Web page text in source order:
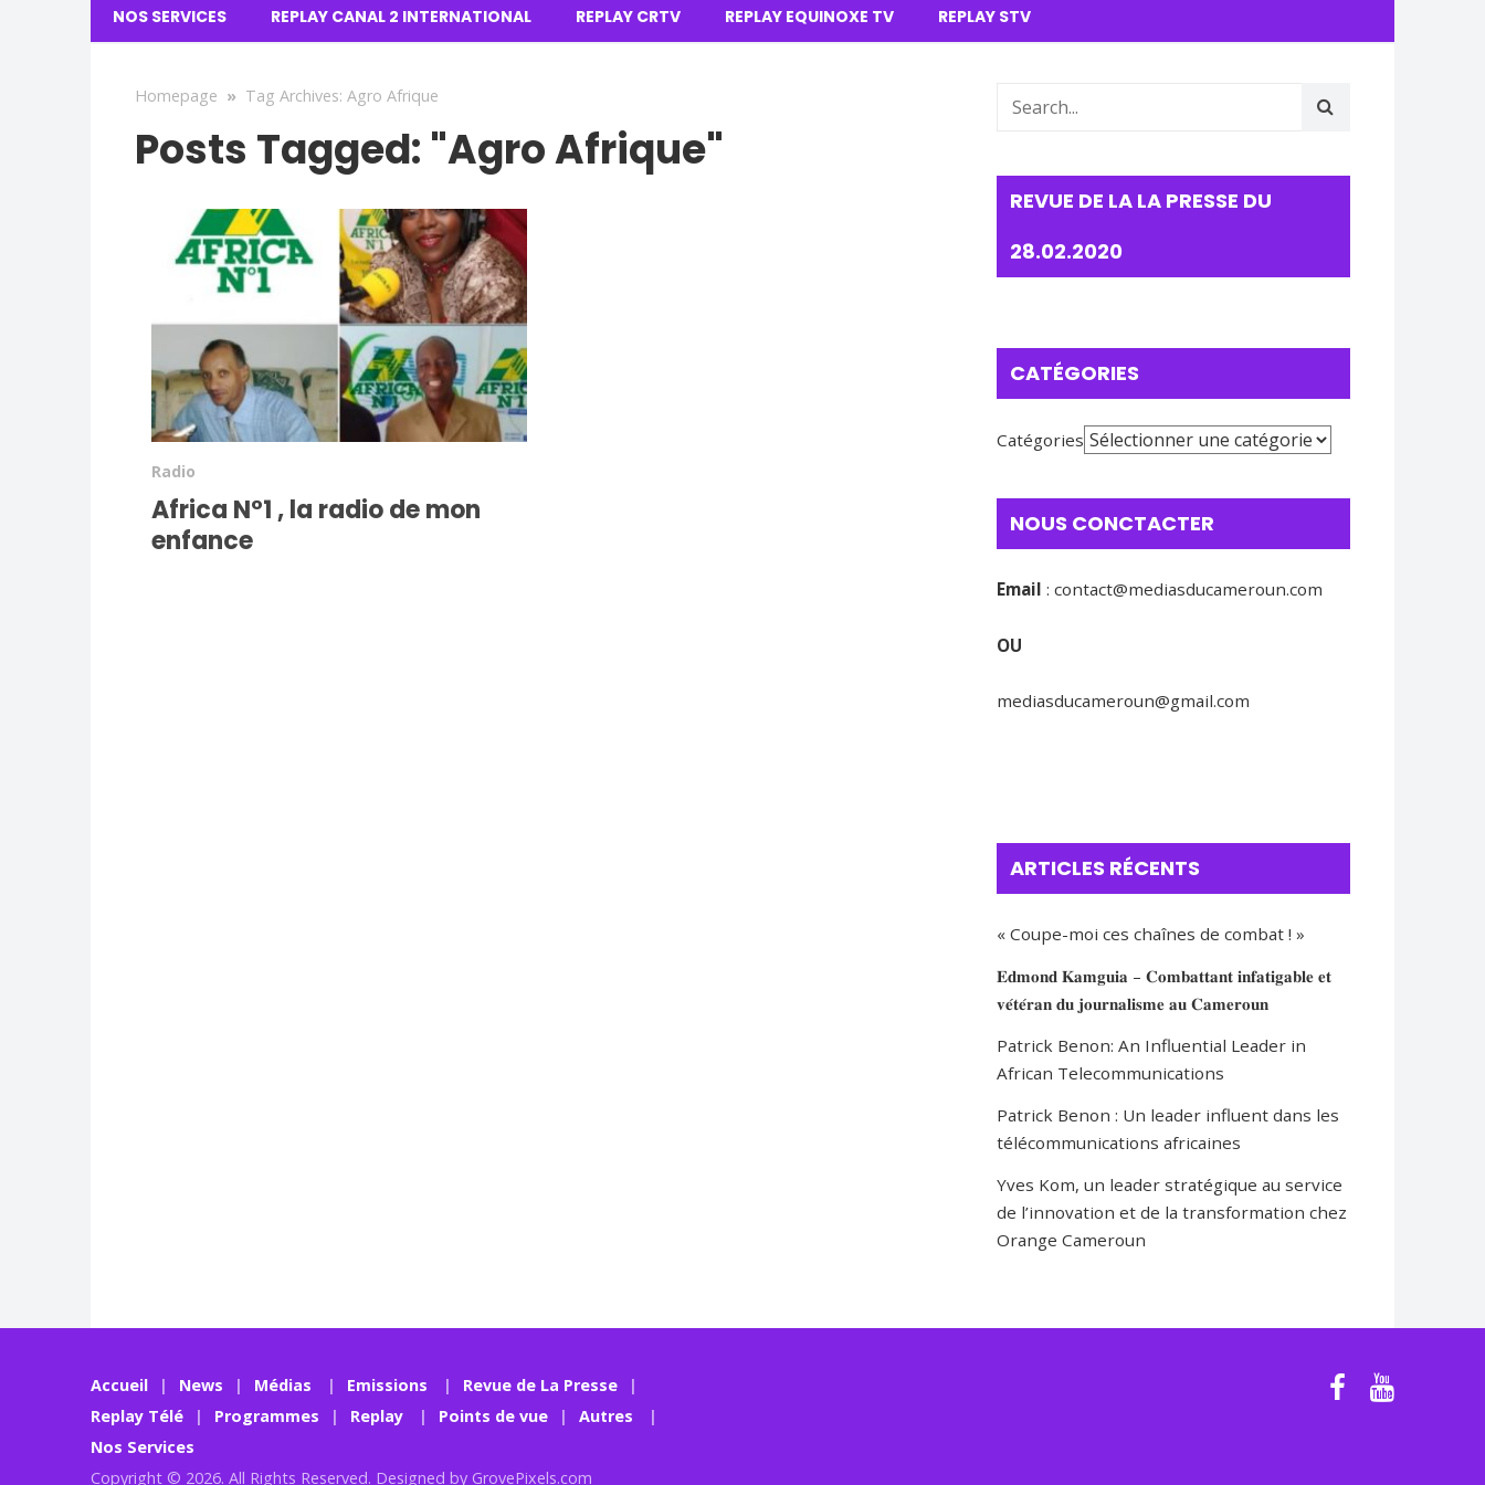
NOS SERVICES REPLAY CANAL 2 INTERNATIONAL REPLAY CRTV REPLAY EQUINOXE TV REPLAY STV
Homepage » Tag Archives: Agro Afrique
Posts Tagged: "Agro Afrique"
Radio
Africa N°1 , la radio de mon
enfance
REVUE DE LA LA PRESSE DU
28.02.2020
CATÉGORIES
Catégories
NOUS CONCTACTER
Email : contact@mediasducameroun.com
OU
mediasducameroun@gmail.com
ARTICLES RÉCENTS
« Coupe-moi ces chaînes de combat ! »
𝐄𝐝𝐦𝐨𝐧𝐝 𝐊𝐚𝐦𝐠𝐮𝐢𝐚 – 𝐂𝐨𝐦𝐛𝐚𝐭𝐭𝐚𝐧𝐭 𝐢𝐧𝐟𝐚𝐭𝐢𝐠𝐚𝐛𝐥𝐞 𝐞𝐭
𝐯𝐞́𝐭𝐞́𝐫𝐚𝐧 𝐝𝐮 𝐣𝐨𝐮𝐫𝐧𝐚𝐥𝐢𝐬𝐦𝐞 𝐚𝐮 𝐂𝐚𝐦𝐞𝐫𝐨𝐮𝐧
Patrick Benon: An Influential Leader in
African Telecommunications
Patrick Benon : Un leader influent dans les
télécommunications africaines
Yves Kom, un leader stratégique au service
de l’innovation et de la transformation chez
Orange Cameroun
Accueil News Médias Emissions
Revue de La Presse
Replay Télé
Programmes Replay Points de vue
Autres
Nos Services
Copyright © 2026. All Rights Reserved. Designed by GrovePixels.com